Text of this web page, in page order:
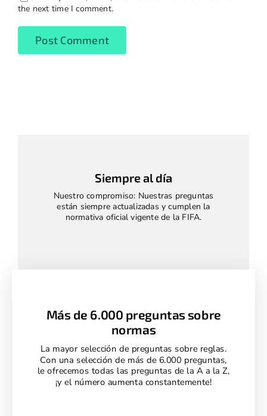
the next time I comment.
Siempre al día
Nuestro compromiso: Nuestras preguntas
están siempre actualizadas y cumplen la
normativa oficial vigente de la FIFA.
Más de 6.000 preguntas sobre
normas
La mayor selección de preguntas sobre reglas.
Con una selección de más de 6.000 preguntas,
le ofrecemos todas las preguntas de la A a la Z,
¡y el número aumenta constantemente!